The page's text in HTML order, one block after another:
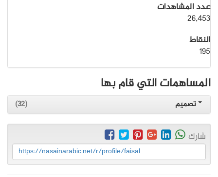
عدد المشاهدات
26,453
النقاط
195
المساهمات التي قام بها
تصميم (32)
شارك
https://nasainarabic.net/r/profile/faisal